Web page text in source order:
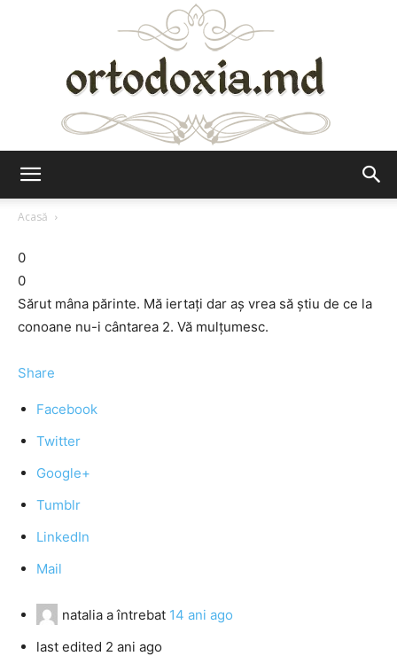
Acasă
0
0
Sărut mâna părinte. Mă iertați dar aș vrea să știu de ce la
conoane nu-i cântarea 2. Vă mulțumesc.
Share
Facebook
Twitter
Google+
Tumblr
LinkedIn
Mail
natalia a întrebat 14 ani ago
last edited 2 ani ago